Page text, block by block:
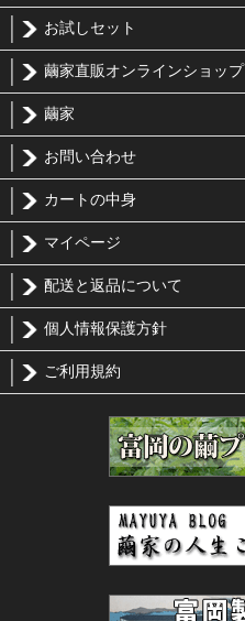
お試しセット
繭家直販オンラインショップ
繭家
お問い合わせ
カートの中身
マイページ
配送と返品について
個人情報保護方針
ご利用規約